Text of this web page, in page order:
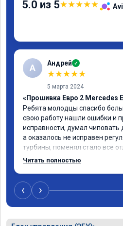
5.0 из 5★★★★★
А Андрей ✓
★★★★★
5 марта 2024
«Прошивка Евро 2 Mercedes
Ребята молодцы спасибо
свою работу нашли ошибки и
исправности, думал чиповать
а оказалось не исправен
турбины, поменял стало все
Читать полностью
‹ ›